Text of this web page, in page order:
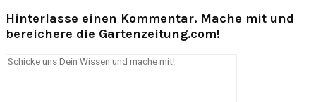
Hinterlasse einen Kommentar. Mache mit und
bereichere die Gartenzeitung.com!